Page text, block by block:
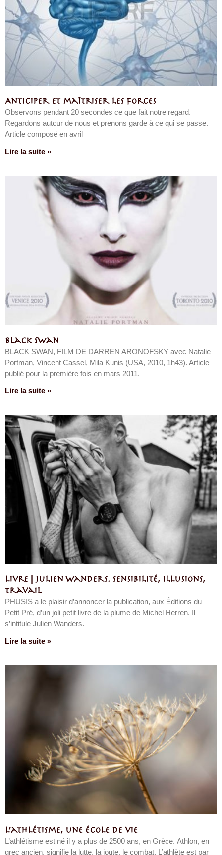
Anticiper et maîtriser les forces
Observons pendant 20 secondes ce que fait notre regard.
Regardons autour de nous et prenons garde à ce qui se passe.
Article composé en avril
Lire la suite »
Black Swan
BLACK SWAN, FILM DE DARREN ARONOFSKY avec Natalie
Portman, Vincent Cassel, Mila Kunis (USA, 2010, 1h43). Article
publié pour la première fois en mars 2011.
Lire la suite »
Livre | Julien Wanders. Sensibilité, illusions,
travail
PHUSIS a le plaisir d’annoncer la publication, aux Éditions du
Petit Pré, d’un joli petit livre de la plume de Michel Herren. Il
s’intitule Julien Wanders.
Lire la suite »
L’athlétisme, une école de vie
L’athlétisme est né il y a plus de 2500 ans, en Grèce. Athlon, en
grec ancien, signifie la lutte, la joute, le combat. L’athlète est par